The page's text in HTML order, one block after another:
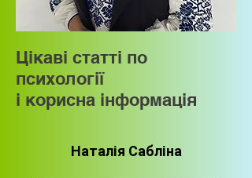
Цікаві статті по
психології
і корисна інформація
Наталія Сабліна